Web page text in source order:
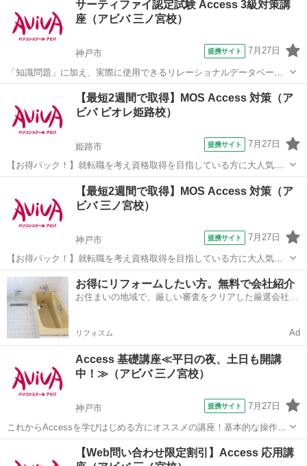
サーティファイ認定試験 Access 3級対策講
座（アビバ 三ノ宮校）
神戸市 提携サイト 7月27日
「知識問題」に加え、実際に使用できるリレーショナルデータベース
を作成する「実技問題」を解くことで、実践的な能力を証明できる資
格制度の、3級対策講座です。
アクセス
【最短2週間で取得】MOS Access 対策（ア
ビバ ピオレ姫路校）
姫路市 提携サイト 7月27日
【お得パック！】就転職を考え資格取得を目指している方に大人気の
MOS Accessを短期集中で目指す検定対策の講座です。新規お問い合
わせ頂いた方限定でリーズナブルな受講料で学べる人気講座です！
アクセス
【最短2週間で取得】MOS Access 対策（ア
ビバ 三ノ宮校）
神戸市 提携サイト 7月27日
【お得パック！】就転職を考え資格取得を目指している方に大人気の
MOS Accessを短期集中で目指す検定対策の講座です。新規お問い合
わせ頂いた方限定でリーズナブルな受講料で学べる人気講座です！
兵庫 神戸市 アクセス
お得にリフォームしたい方。無料で会社紹介
お住まいの地域で、厳しい審査をクリアした厳選会社を
リフォスム Ad
Access 基礎講座≪平日の夜、土日も開講
中！≫（アビバ 三ノ宮校）
神戸市 提携サイト 7月27日
これからAccessを学びはじめる方にオススメの講座！基本的な操作か
らリレーションシップなど、データベース管理ソフトであるAccessの
醍醐味を学ぶ事ができる講座です。 ■学習内容■ 基本操作・テーブ
アクセス
【Web問い合わせ限定割引】Access 応用講